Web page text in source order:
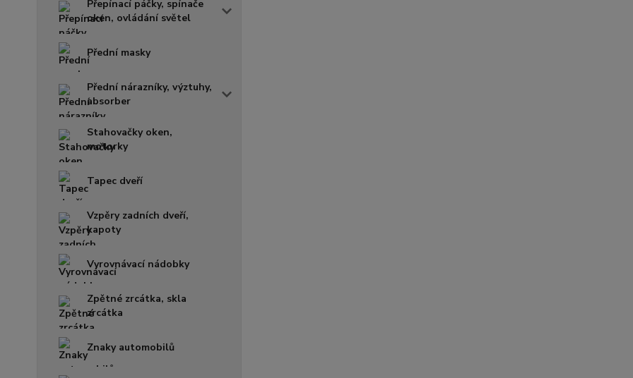
Přepínací páčky, spínače
oken, ovládání světel
Přední masky
Přední nárazníky, výztuhy,
absorber
Stahovačky oken,
motorky
Tapec dveří
Vzpěry zadních dveří,
kapoty
Vyrovnávací nádobky
Zpětné zrcátka, skla
zrcátka
Znaky automobilů